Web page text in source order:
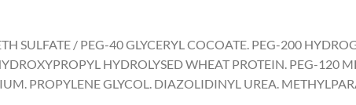
SULFATE / PEG-40 GLYCERYL COCOATE. PEG-200
HYDROLYSED WHEAT PROTEIN. PEG-120
PROPYLENE GLYCOL. DIAZOLIDINYL UREA.